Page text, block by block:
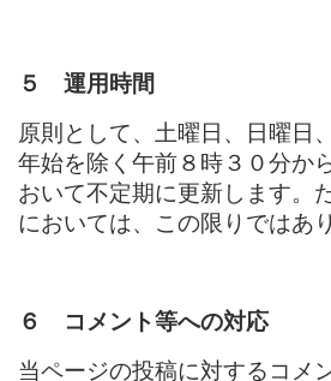
５ 運用時間
原則として、土曜日、日曜日
年始を除く午前８時３０分か
おいて不定期に更新します。
においては、この限りではあ
６ コメント等への対応
当ページの投稿に対するコメ